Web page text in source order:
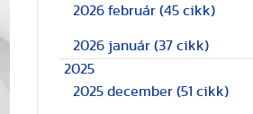
2026 február (45 cikk)
2026 január (37 cikk)
2025
2025 december (51 cikk)